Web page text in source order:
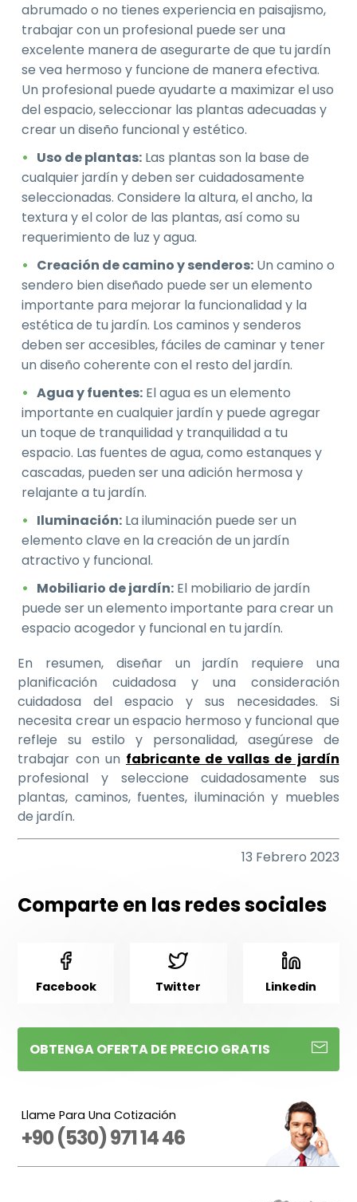
abrumado o no tienes experiencia en paisajismo,
trabajar con un profesional puede ser una
excelente manera de asegurarte de que tu jardín
se vea hermoso y funcione de manera efectiva.
Un profesional puede ayudarte a maximizar el uso
del espacio, seleccionar las plantas adecuadas y
crear un diseño funcional y estético.
Uso de plantas: Las plantas son la base de
cualquier jardín y deben ser cuidadosamente
seleccionadas. Considere la altura, el ancho, la
textura y el color de las plantas, así como su
requerimiento de luz y agua.
Creación de camino y senderos: Un camino o
sendero bien diseñado puede ser un elemento
importante para mejorar la funcionalidad y la
estética de tu jardín. Los caminos y senderos
deben ser accesibles, fáciles de caminar y tener
un diseño coherente con el resto del jardín.
Agua y fuentes: El agua es un elemento
importante en cualquier jardín y puede agregar
un toque de tranquilidad y tranquilidad a tu
espacio. Las fuentes de agua, como estanques y
cascadas, pueden ser una adición hermosa y
relajante a tu jardín.
Iluminación: La iluminación puede ser un
elemento clave en la creación de un jardín
atractivo y funcional.
Mobiliario de jardín: El mobiliario de jardín
puede ser un elemento importante para crear un
espacio acogedor y funcional en tu jardín.
En resumen, diseñar un jardín requiere una
planificación cuidadosa y una consideración
cuidadosa del espacio y sus necesidades. Si
necesita crear un espacio hermoso y funcional que
refleje su estilo y personalidad, asegúrese de
trabajar con un fabricante de vallas de jardín
profesional y seleccione cuidadosamente sus
plantas, caminos, fuentes, iluminación y muebles
de jardín.
13 Febrero 2023
Comparte en las redes sociales
Facebook Twitter Linkedin
OBTENGA OFERTA DE PRECIO GRATIS
Llame Para Una Cotización
+90 (530) 971 14 46